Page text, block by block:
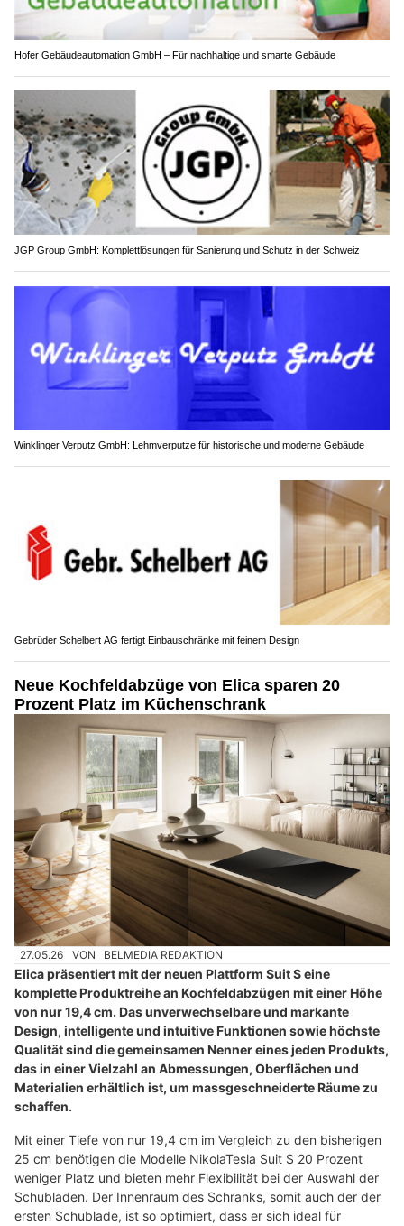
Hofer Gebäudeautomation GmbH – Für nachhaltige und smarte Gebäude
JGP Group GmbH: Komplettlösungen für Sanierung und Schutz in der Schweiz
Winklinger Verputz GmbH: Lehmverputze für historische und moderne Gebäude
Gebrüder Schelbert AG fertigt Einbauschränke mit feinem Design
Neue Kochfeldabzüge von Elica sparen 20
Prozent Platz im Küchenschrank
27.05.26 VON BELMEDIA REDAKTION
Elica präsentiert mit der neuen Plattform Suit S eine
komplette Produktreihe an Kochfeldabzügen mit einer Höhe
von nur 19,4 cm. Das unverwechselbare und markante
Design, intelligente und intuitive Funktionen sowie höchste
Qualität sind die gemeinsamen Nenner eines jeden Produkts,
das in einer Vielzahl an Abmessungen, Oberflächen und
Materialien erhältlich ist, um massgeschneiderte Räume zu
schaffen.
Mit einer Tiefe von nur 19,4 cm im Vergleich zu den bisherigen
25 cm benötigen die Modelle NikolaTesla Suit S 20 Prozent
weniger Platz und bieten mehr Flexibilität bei der Auswahl der
Schubladen. Der Innenraum des Schranks, somit auch der der
ersten Schublade, ist so optimiert, dass er sich ideal für